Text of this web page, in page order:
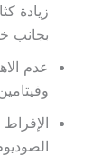
زيادة
بجانب
عدم